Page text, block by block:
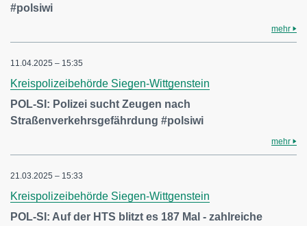
#polsiwi
mehr
11.04.2025 – 15:35
Kreispolizeibehörde Siegen-Wittgenstein
POL-SI: Polizei sucht Zeugen nach
Straßenverkehrsgefährdung #polsiwi
mehr
21.03.2025 – 15:33
Kreispolizeibehörde Siegen-Wittgenstein
POL-SI: Auf der HTS blitzt es 187 Mal - zahlreiche